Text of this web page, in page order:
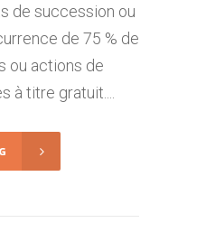
de succession ou
de 75 % de
ou actions de
titre gratuit....